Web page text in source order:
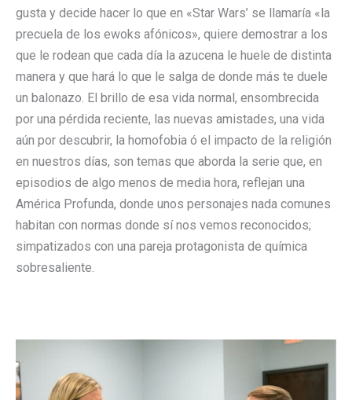
gusta y decide hacer lo que en «Star Wars’ se llamaría «la
precuela de los ewoks afónicos», quiere demostrar a los
que le rodean que cada día la azucena le huele de distinta
manera y que hará lo que le salga de donde más te duele
un balonazo. El brillo de esa vida normal, ensombrecida
por una pérdida reciente, las nuevas amistades, una vida
aún por descubrir, la homofobia ó el impacto de la religión
en nuestros días, son temas que aborda la serie que, en
episodios de algo menos de media hora, reflejan una
América Profunda, donde unos personajes nada comunes
habitan con normas donde sí nos vemos reconocidos;
simpatizados con una pareja protagonista de química
sobresaliente.